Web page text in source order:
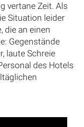
vertane Zeit. Als
Situation leider
die an einen
Gegenstände
laute Schreie
des Hotels